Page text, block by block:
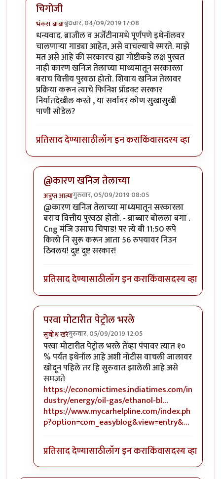
चिगोजी
भंकस बाबाबुधवार, 04/09/2019 17:08
In reply toमहत्त्वाचा मुद्दा आहे हा..byचिगो
धन्यवाद. ब्राजील व अर्जेंटीनामधे पूर्णपणे इथेनॉलवर
चालणाऱ्या गाड्या आहेत, असे वाचल्याचे स्मरते. माझे
मत असे आहे की सरकारच ह्या गोष्टीकडे लक्ष पुरवत
नाही कारण खनिज तेलाच्या माध्यमातून सरकारला
बराच वित्तीय पुरवठा होतो. शिवाय खनिज तेलावर
प्रक्रिया करून त्याचे फिनिश प्रॉडक्ट सरकार
निर्यातदेखील करते , या सर्वावर कोण सुखासुखी
पाणी सोडेल?
प्रतिसाद देण्यासाठीलॉग इन कराकिंवासदस्य व्हा
@कारण खनिज तेलाच्या
अत्रुप्त आत्मागुरुवार, 05/09/2019 08:05
In reply toचिगोजीbyभंकस बाबा
@कारण खनिज तेलाच्या माध्यमातून सरकारला
बराच वित्तीय पुरवठा होतो. - ब्राब्बार बोलला बगा .
Cng मंजि उसाच चिपाड! पर त्ये बी 11:50 रूपे
किलो नि सुरू करून आता 56 रुपयावर निउन
ठिवलय! दुष्ट दुष्ट सरकार!
प्रतिसाद देण्यासाठीलॉग इन कराकिंवासदस्य व्हा
परवा मोटारीत पेट्रोल भरले
सुबोध खरेगुरुवार, 05/09/2019 12:05
In reply toचिगोजीbyभंकस बाबा
परवा मोटारीत पेट्रोल भरले तेंव्हा पंपावर त्यात १०
% पर्यंत इथेनॉल आहे अशी नोटीस वाचली जालावर
खोदून पहिले तर हि सुरुवात झालेली आहे असे
समजते
https://economictimes.indiatimes.com/in
dustry/energy/oil-gas/ethanol-bl…
https://www.mycarhelpline.com/index.ph
p?option=com_easyblog&view=entry&…
प्रतिसाद देण्यासाठीलॉग इन कराकिंवासदस्य व्हा